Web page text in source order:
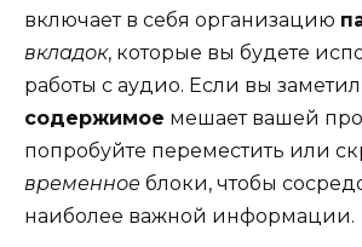
включает в себя организацию
вкладок, которые вы будете
работы с аудио. Если вы
содержимое мешает вашей
попробуйте переместить или
временное блоки, чтобы
наиболее важной информации.